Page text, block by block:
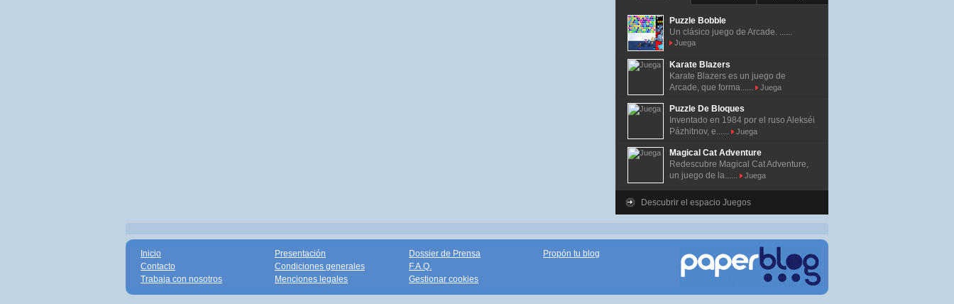
Puzzle Bobble
Un clásico juego de Arcade. ......
Juega
Karate Blazers
Karate Blazers es un juego de
Arcade, que forma......
Juega
Puzzle De Bloques
Inventado en 1984 por el ruso Alekséi
Pázhitnov, e......
Juega
Magical Cat Adventure
Redescubre Magical Cat Adventure,
un juego de la......
Juega
Descubrir el espacio Juegos
Inicio
Contacto
Trabaja con nosotros
Presentación
Condiciones generales
Menciones legales
Dossier de Prensa
F.A.Q.
Gestionar cookies
Propón tu blog